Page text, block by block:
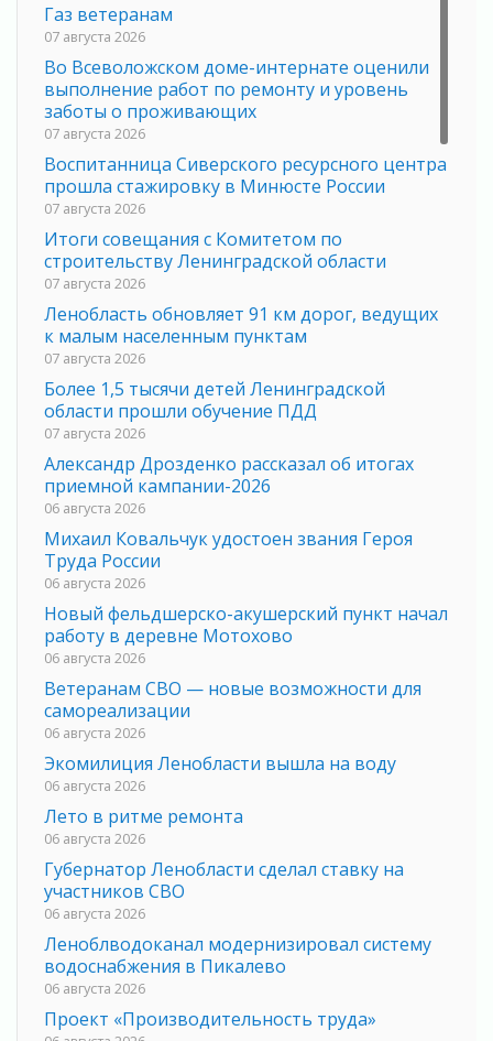
Газ ветеранам
07 августа 2026
Во Всеволожском доме-интернате оценили
выполнение работ по ремонту и уровень
заботы о проживающих
07 августа 2026
Воспитанница Сиверского ресурсного центра
прошла стажировку в Минюсте России
07 августа 2026
Итоги совещания с Комитетом по
строительству Ленинградской области
07 августа 2026
Ленобласть обновляет 91 км дорог, ведущих
к малым населенным пунктам
07 августа 2026
Более 1,5 тысячи детей Ленинградской
области прошли обучение ПДД
07 августа 2026
Александр Дрозденко рассказал об итогах
приемной кампании-2026
06 августа 2026
Михаил Ковальчук удостоен звания Героя
Труда России
06 августа 2026
Новый фельдшерско-акушерский пункт начал
работу в деревне Мотохово
06 августа 2026
Ветеранам СВО — новые возможности для
самореализации
06 августа 2026
Экомилиция Ленобласти вышла на воду
06 августа 2026
Лето в ритме ремонта
06 августа 2026
Губернатор Ленобласти сделал ставку на
участников СВО
06 августа 2026
Леноблводоканал модернизировал систему
водоснабжения в Пикалево
06 августа 2026
Проект «Производительность труда»